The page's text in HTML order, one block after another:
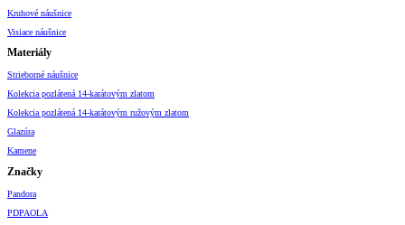
Kruhové náušnice
Visiace náušnice
Materiály
Strieborné náušnice
Kolekcia pozlátená 14-karátovým zlatom
Kolekcia pozlátená 14-karátovým ružovým zlatom
Glazúra
Kamene
Značky
Pandora
PDPAOLA